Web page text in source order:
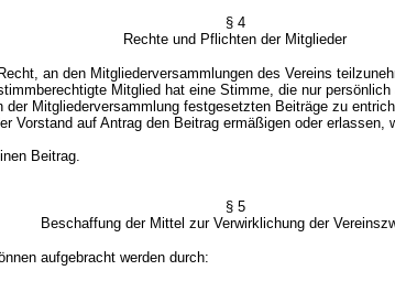
§ 4
Rechte und Pflichten der Mitglieder
an den Mitgliederversammlungen des Vereins
Mitglied hat eine Stimme, die nur persönlich
Mitgliederversammlung festgesetzten Beiträge zu
auf Antrag den Beitrag ermäßigen oder erlassen,
Beitrag.
§ 5
Beschaffung der Mittel zur Verwirklichung der
aufgebracht werden durch: